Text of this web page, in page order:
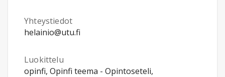
Yhteystiedot
helainio@utu.fi
Luokittelu
opinfi, Opinfi teema - Opintoseteli,